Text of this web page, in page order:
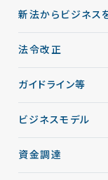
新法からビジネス
法令改正
ガイドライン等
ビジネスモデル
資金調達